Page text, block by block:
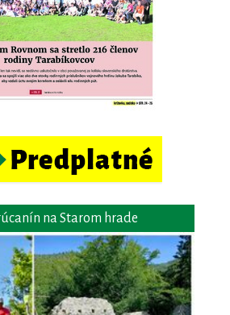
na Starom hrade